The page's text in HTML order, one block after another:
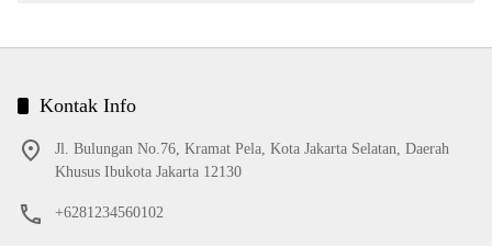
Kontak Info
Jl. Bulungan No.76, Kramat Pela, Kota Jakarta Selatan, Daerah
Khusus Ibukota Jakarta 12130
+6281234560102